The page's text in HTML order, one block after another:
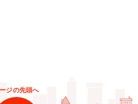
ジの先頭へ